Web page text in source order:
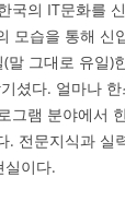
국의 IT문화를
모습을 통해 신
그대로 유일)
셨다. 얼마나
그램 분야에서
. 전문지식과 실
실이다.